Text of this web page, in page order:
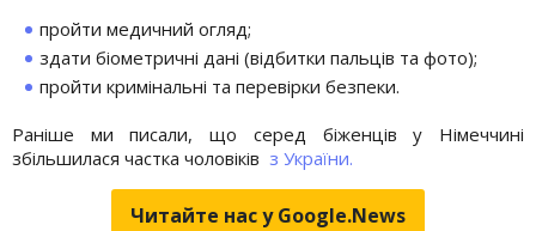
пройти медичний огляд;
здати біометричні дані (відбитки пальців та фото);
пройти кримінальні та перевірки безпеки.
Раніше ми писали, що серед біженців у Німеччині
збільшилася частка чоловіків з України.
Читайте нас у Google.News